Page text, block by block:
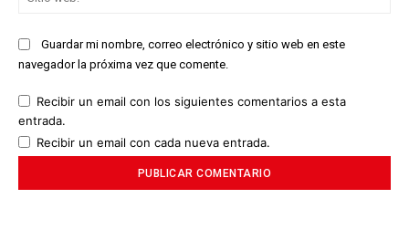
Guardar mi nombre, correo electrónico y sitio web en este
navegador la próxima vez que comente.
Recibir un email con los siguientes comentarios a esta
entrada.
Recibir un email con cada nueva entrada.